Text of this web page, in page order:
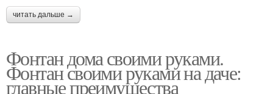
читать дальше →
Фонтан дома своими руками.
Фонтан своими руками на даче:
главные преимущества